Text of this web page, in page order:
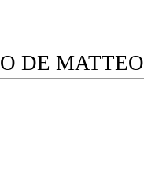
DE MATTEO